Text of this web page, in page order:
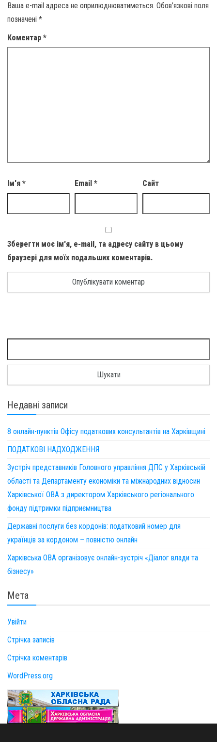
Ваша e-mail адреса не оприлюднюватиметься. Обов’язкові поля
позначені *
Коментар *
Ім'я * Email* Сайт
Зберегти моє ім'я, e-mail, та адресу сайту в цьому
браузері для моїх подальших коментарів.
Недавні записи
8 онлайн-пунктів Офісу податкових консультантів на Харківщині
ПОДАТКОВІ НАДХОДЖЕННЯ
Зустріч представників Головного управління ДПС у Харківській
області та Департаменту економіки та міжнародних відносин
Харківської ОВА з директором Харківського регіонального
фонду підтримки підприємництва
Державні послуги без кордонів: податковий номер для
українців за кордоном – повністю онлайн
Харківська ОВА організовує онлайн-зустріч «Діалог влади та
бізнесу»
Мета
Увійти
Стрічка записів
Стрічка коментарів
WordPress.org